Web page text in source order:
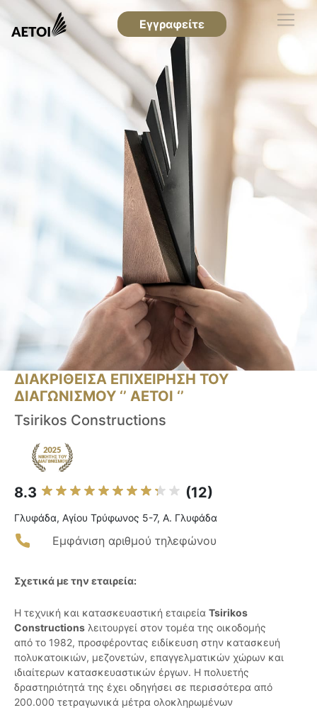
Εγγραφείτε
ΔΙΑΚΡΙΘΕΙΣΑ ΕΠΙΧΕΙΡΗΣΗ ΤΟΥ
ΔΙΑΓΩΝΙΣΜΟΥ ‘’ ΑΕΤΟΙ ‘’
Tsirikos Constructions
8.3 (12)
Γλυφάδα, Αγίου Τρύφωνος 5-7, A. Γλυφάδα
Εμφάνιση αριθμού τηλεφώνου
Σχετικά με την εταιρεία:
Η τεχνική και κατασκευαστική εταιρεία Tsirikos
Constructions λειτουργεί στον τομέα της οικοδομής
από το 1982, προσφέροντας ειδίκευση στην κατασκευή
πολυκατοικιών, μεζονετών, επαγγελματικών χώρων και
ιδιαίτερων κατασκευαστικών έργων. Η πολυετής
δραστηριότητά της έχει οδηγήσει σε περισσότερα από
200.000 τετραγωνικά μέτρα ολοκληρωμένων